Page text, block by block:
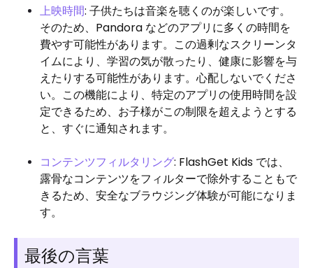
上映時間: 子供たちは音楽を聴くのが楽しいです。
そのため、Pandora などのアプリに多くの時間を
費やす可能性があります。この過剰なスクリーンタ
イムにより、学習の気が散ったり、健康に影響を与
えたりする可能性があります。心配しないでくださ
い。この機能により、特定のアプリの使用時間を設
定できるため、お子様がこの制限を超えようとする
と、すぐに通知されます。
コンテンツフィルタリング: FlashGet Kids では、
露骨なコンテンツをフィルターで除外することもで
きるため、安全なブラウジング体験が可能になりま
す。
最後の言葉